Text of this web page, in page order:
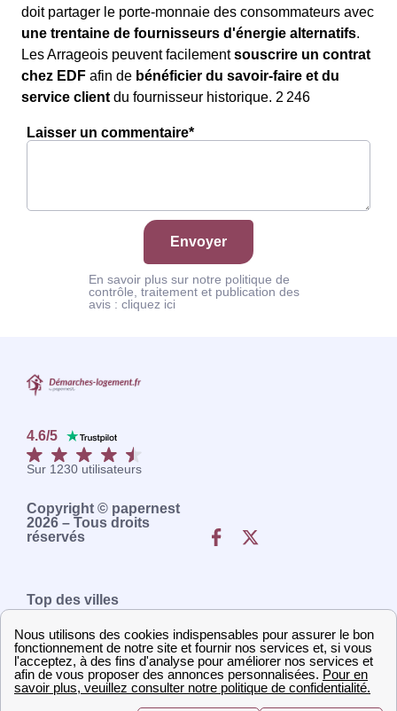
doit partager le porte-monnaie des consommateurs avec
une trentaine de fournisseurs d'énergie alternatifs.
Les Arrageois peuvent facilementsouscrire un contrat
chez EDF afin de bénéficier du savoir-faire et du
service client du fournisseur historique. 2 246
Laisser un commentaire*
Envoyer
En savoir plus sur notre politique de
contrôle, traitement et publication des
avis : cliquez ici
4.6/5
Sur 1230 utilisateurs
Top des villes
Démarches Lyon
Démarches Lille
Démarches Marseille
Démarches Nice
Démarches Bordeaux
Démarches Rennes
Démarches Nantes
Démarches Montpellier
Copyright © papernest
2026 – Tous droits
réservés